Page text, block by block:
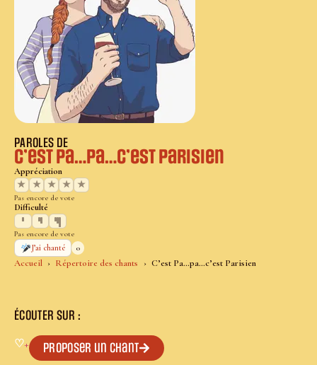
Accueil Répertoire des chants C’est Pa…pa…c’est Parisien
PAROLES DE
C’est Pa…pa…c’est Parisien
Appréciation
★
★ ★ ★ ★
Pas encore de vote
Difficulté
Pas encore de vote
J’ai chanté
0
ÉCOUTER SUR :
♡+ Proposer un chant